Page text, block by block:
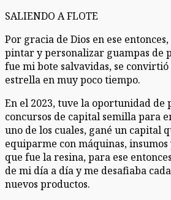
SALIENDO A FLOTE
Por gracia de Dios en ese
pintar y personalizar guampas de
fue mi bote salvavidas, se
estrella en muy poco tiempo.
En el 2023, tuve la oportunidad de
concursos de capital semilla para
uno de los cuales, gané un capital
equiparme con máquinas,
que fue la resina, para ese
de mi día a día y me desafiaba
nuevos productos.